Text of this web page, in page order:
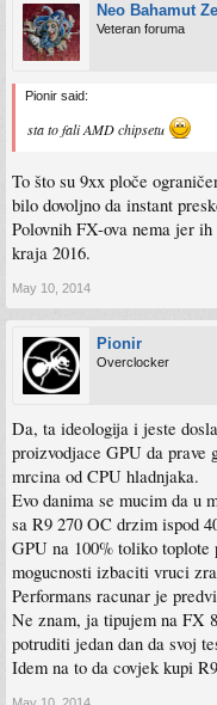
Neo Bahamut
Veteran foruma
Pionir said:
sta to fali AMD chipsetu
To što su 9xx ploče
bilo dovoljno da instant
Polovnih FX-ova nema jer
kraja 2016.
May 10, 2014
Pionir
Overclocker
Da, ta ideologija i jeste
proizvodjace GPU da prave
mrcina od CPU hladnjaka.
Evo danima se mucim da u
sa R9 270 OC drzim ispod
GPU na 100% toliko
mogucnosti izbaciti vruci
Performans racunar je
Ne znam, ja tipujem na FX
potruditi jedan dan da svoj
Idem na to da covjek kupi